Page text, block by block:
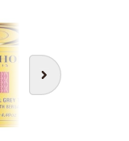
次へ